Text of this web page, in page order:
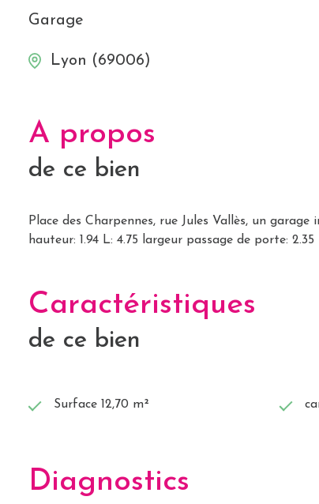
Garage
Lyon (69006)
A propos
de ce bien
Place des Charpennes, rue Jules Vallès, un
hauteur: 1.94 L: 4.75 largeur passage de porte: 2.35
Caractéristiques
de ce bien
Surface 12,70 m²
Diagnostics